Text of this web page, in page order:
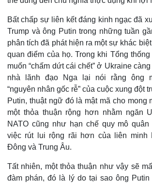
Pháp luật
Quân sự -
Bất chấp sự liên kết đáng kinh ngạc đã
Trump và ông Putin trong những tuần
phân tích đã phát hiện ra một sự khác
quan điểm của họ. Trong khi Tổng
muốn “chấm dứt cái chết” ở Ukraine
nhà lãnh đạo Nga lại nói rằng ông
“nguyên nhân gốc rễ” của cuộc xung đột
Putin, thuật ngữ đó là mật mã cho mong
một thỏa thuận rộng hơn nhằm ngăn
NATO cũng như hạn chế quy mô
việc rút lui rộng rãi hơn của liên minh
Đông và Trung Âu.
Tất nhiên, một thỏa thuận như vậy sẽ
đàm phán, đó là lý do tại sao ông